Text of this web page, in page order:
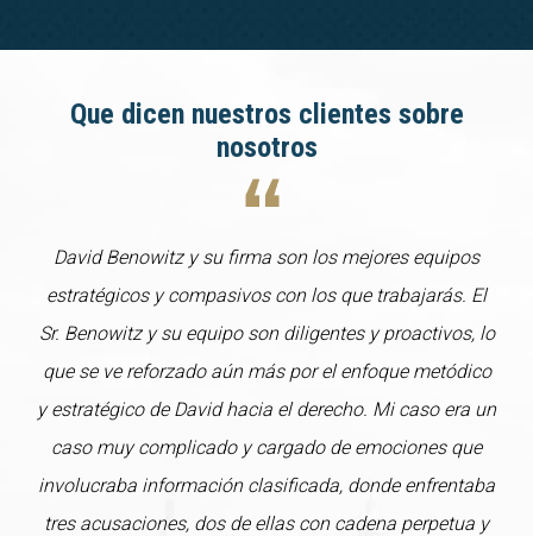
Que dicen nuestros clientes sobre
nosotros
David Benowitz y su firma son los mejores equipos
estratégicos y compasivos con los que trabajarás. El
Sr. Benowitz y su equipo son diligentes y proactivos, lo
que se ve reforzado aún más por el enfoque metódico
y estratégico de David hacia el derecho. Mi caso era un
caso muy complicado y cargado de emociones que
involucraba información clasificada, donde enfrentaba
tres acusaciones, dos de ellas con cadena perpetua y